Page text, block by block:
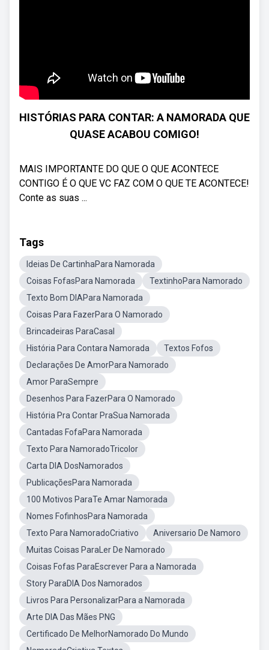
HISTÓRIAS PARA CONTAR: A NAMORADA QUE
QUASE ACABOU COMIGO!
MAIS IMPORTANTE DO QUE O QUE ACONTECE
CONTIGO É O QUE VC FAZ COM O QUE TE ACONTECE!
Conte as suas ...
Tags
Ideias De CartinhaPara Namorada
Coisas FofasPara Namorada
TextinhoPara Namorado
Texto Bom DIAPara Namorada
Coisas Para FazerPara O Namorado
Brincadeiras ParaCasal
História Para Contara Namorada
Textos Fofos
Declarações De AmorPara Namorado
Amor ParaSempre
Desenhos Para FazerPara O Namorado
História Pra Contar PraSua Namorada
Cantadas FofaPara Namorada
Texto Para NamoradoTricolor
Carta DIA DosNamorados
PublicaçõesPara Namorada
100 Motivos ParaTe Amar Namorada
Nomes FofinhosPara Namorada
Texto Para NamoradoCriativo
Aniversario De Namoro
Muitas Coisas ParaLer De Namorado
Coisas Fofas ParaEscrever Para a Namorada
Story ParaDIA Dos Namorados
Livros Para PersonalizarPara a Namorada
Arte DIA Das Mães PNG
Certificado De MelhorNamorado Do Mundo